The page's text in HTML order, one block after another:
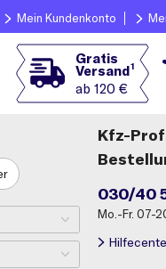
Mein Kundenkonto
Gratis
Versand1
ab 120 €
Kfz-
030/40
Mo.-Fr. 07-